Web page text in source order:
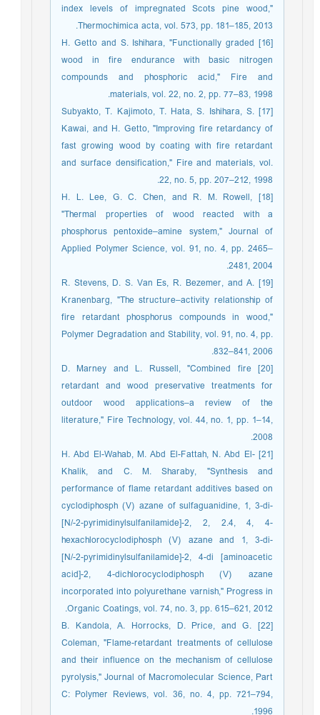
index levels of impregnated Scots pine wood,"
Thermochimica acta, vol. 573, pp. 181–185, 2013.
[16] H. Getto and S. Ishihara, "Functionally graded
wood in fire endurance with basic nitrogen
compounds and phosphoric acid," Fire and
materials, vol. 22, no. 2, pp. 77–83, 1998.
[17] Subyakto, T. Kajimoto, T. Hata, S. Ishihara, S.
Kawai, and H. Getto, "Improving fire retardancy of
fast growing wood by coating with fire retardant
and surface densification," Fire and materials, vol.
22, no. 5, pp. 207–212, 1998.
[18] H. L. Lee, G. C. Chen, and R. M. Rowell,
"Thermal properties of wood reacted with a
phosphorus pentoxide–amine system," Journal of
Applied Polymer Science, vol. 91, no. 4, pp. 2465–
2481, 2004.
[19] R. Stevens, D. S. Van Es, R. Bezemer, and A.
Kranenbarg, "The structure–activity relationship of
fire retardant phosphorus compounds in wood,"
Polymer Degradation and Stability, vol. 91, no. 4, pp.
832–841, 2006.
[20] D. Marney and L. Russell, "Combined fire
retardant and wood preservative treatments for
outdoor wood applications–a review of the
literature," Fire Technology, vol. 44, no. 1, pp. 1–14,
2008.
[21] H. Abd El-Wahab, M. Abd El-Fattah, N. Abd El-
Khalik, and C. M. Sharaby, "Synthesis and
performance of flame retardant additives based on
cyclodiphosph (V) azane of sulfaguanidine, 1, 3-di-
[N/-2-pyrimidinylsulfanilamide]-2, 2, 2.4, 4, 4-
hexachlorocyclodiphosph (V) azane and 1, 3-di-
[N/-2-pyrimidinylsulfanilamide]-2, 4-di [aminoacetic
acid]-2, 4-dichlorocyclodiphosph (V) azane
incorporated into polyurethane varnish," Progress in
Organic Coatings, vol. 74, no. 3, pp. 615–621, 2012.
[22] B. Kandola, A. Horrocks, D. Price, and G.
Coleman, "Flame-retardant treatments of cellulose
and their influence on the mechanism of cellulose
pyrolysis," Journal of Macromolecular Science, Part
C: Polymer Reviews, vol. 36, no. 4, pp. 721–794,